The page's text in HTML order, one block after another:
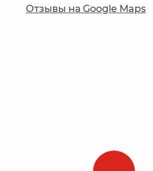
Отзывы на Google Maps